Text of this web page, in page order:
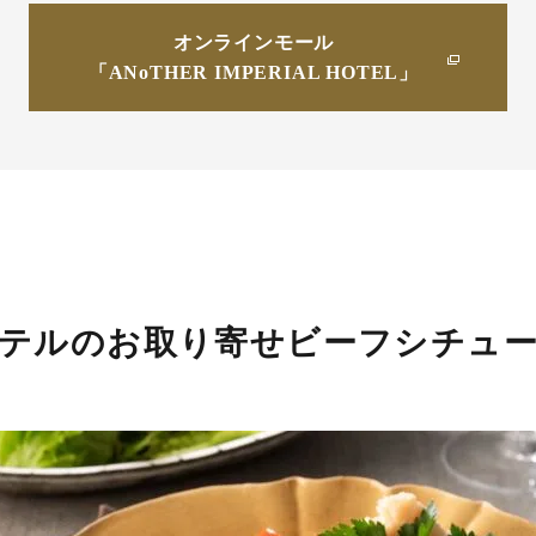
オンラインモール
「ANoTHER IMPERIAL HOTEL」
ルのお取り寄せビーフシチュ